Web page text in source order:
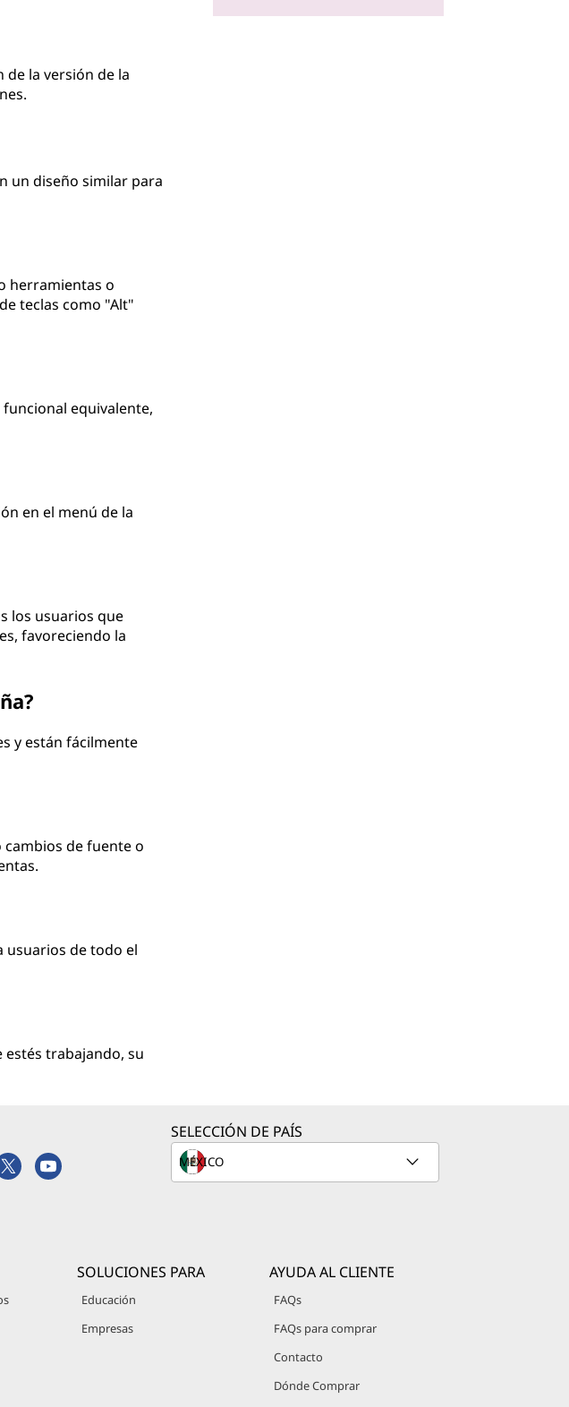
la versión de la
un diseño similar para
herramientas o
teclas como "Alt"
equivalente,
en el menú de la
los usuarios que
favoreciendo la
y están fácilmente
de fuente o
usuarios de todo el
estés trabajando, su
SELECCIÓN DE PAÍS
SOLUCIONES PARA
Educación
Empresas
AYUDA AL CLIENTE
FAQs
FAQs para comprar
Contacto
Dónde Comprar